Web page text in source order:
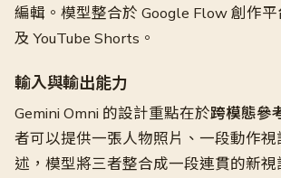
編輯。模型整合於 Google Flow 創作平
及 YouTube Shorts。
輸入與輸出能力
Gemini Omni 的設計重點在於跨模態參
者可以提供一張人物照片、一段動作
述，模型將三者整合成一段連貫的新